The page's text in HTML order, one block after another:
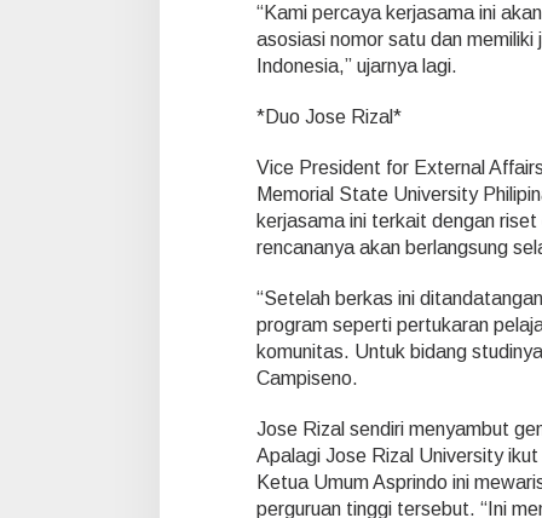
“Kami percaya kerjasama ini
asosiasi nomor satu dan
Indonesia,” ujarnya lagi.
*Duo Jose Rizal*
Vice President for External
Memorial State University
kerjasama ini terkait dengan
rencananya akan berlangsung
“Setelah berkas ini
program seperti pertukaran
komunitas. Untuk bidang
Campiseno.
Jose Rizal sendiri menyambut
Apalagi Jose Rizal University
Ketua Umum Asprindo ini
perguruan tinggi tersebut. “Ini